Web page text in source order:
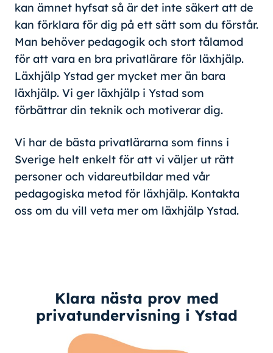
kan ämnet hyfsat så är det inte säkert att de
kan förklara för dig på ett sätt som du förstår.
Man behöver pedagogik och stort tålamod
för att vara en bra privatlärare för läxhjälp.
Läxhjälp Ystad ger mycket mer än bara
läxhjälp. Vi ger läxhjälp i Ystad som
förbättrar din teknik och motiverar dig.
Vi har de bästa privatlärarna som finns i
Sverige helt enkelt för att vi väljer ut rätt
personer och vidareutbildar med vår
pedagogiska metod för läxhjälp. Kontakta
oss om du vill veta mer om läxhjälp Ystad.
Klara nästa prov med
privatundervisning i Ystad